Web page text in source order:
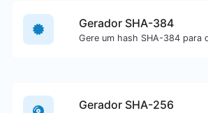
Gerador SHA-384
Gerador SHA-256